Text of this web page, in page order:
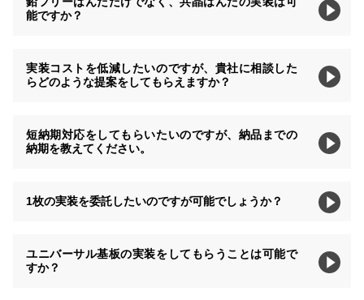
能ですか？
実装コストを低減したいのですが、貴社に相談した
らどのような提案をしてもらえますか？
短納期対応をしてもらいたいのですが、納品までの
納期を教えてください。
1枚の実装を委託したいのですが可能でしょうか？
ユニバーサル基板の実装をしてもらうことは可能で
すか？